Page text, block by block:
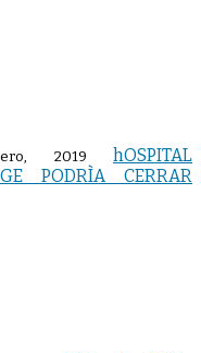
2019
hOSPITAL
PODRÌA CERRAR